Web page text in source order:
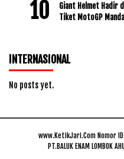
Giant Helmet Hadir
Tiket MotoGP
INTERNASIONAL
No posts yet.
www.KetikJari.Com Nomor
PT.BALUK ENAM LOMBOK